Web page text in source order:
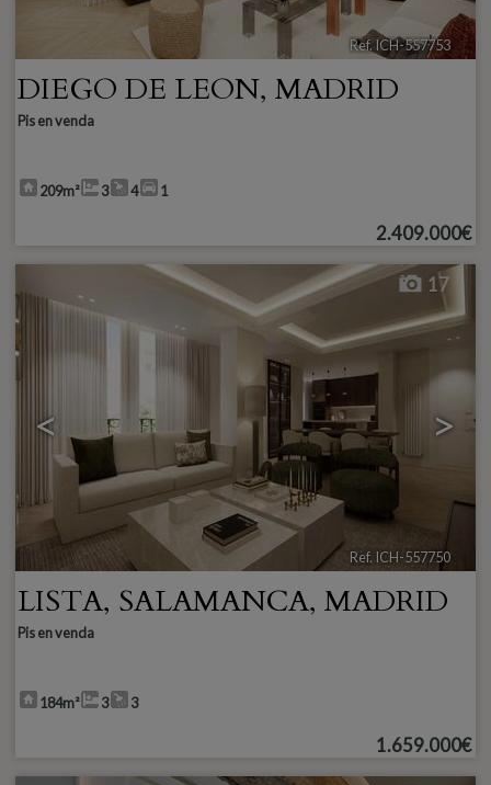
Ref. ICH-557753 🔗
DIEGO DE LEON, MADRID
Pis en venda
209m² 3 4 1
2.409.000€
< >
17
Ref. ICH-557750
LISTA, SALAMANCA, MADRID
Pis en venda
184m² 3 3
1.659.000€